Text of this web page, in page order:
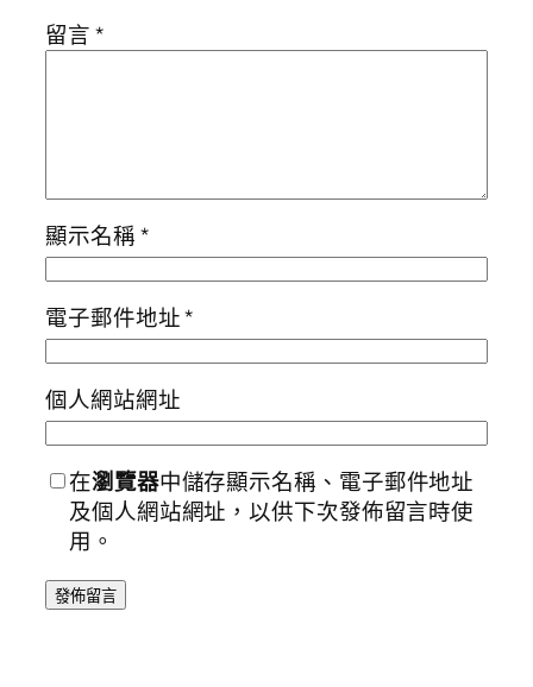
留言*
顯示名稱*
電子郵件地址*
個人網站網址
在瀏覽器中儲存顯示名稱、電子郵件地址
及個人網站網址，以供下次發佈留言時使
用。